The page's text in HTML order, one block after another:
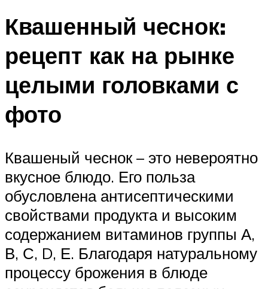
Квашенный чеснок:
рецепт как на рынке
целыми головками с
фото
Квашеный чеснок – это невероятно
вкусное блюдо. Его польза
обусловлена антисептическими
свойствами продукта и высоким
содержанием витаминов группы А,
В, С, D, Е. Благодаря натуральному
процессу брожения в блюде